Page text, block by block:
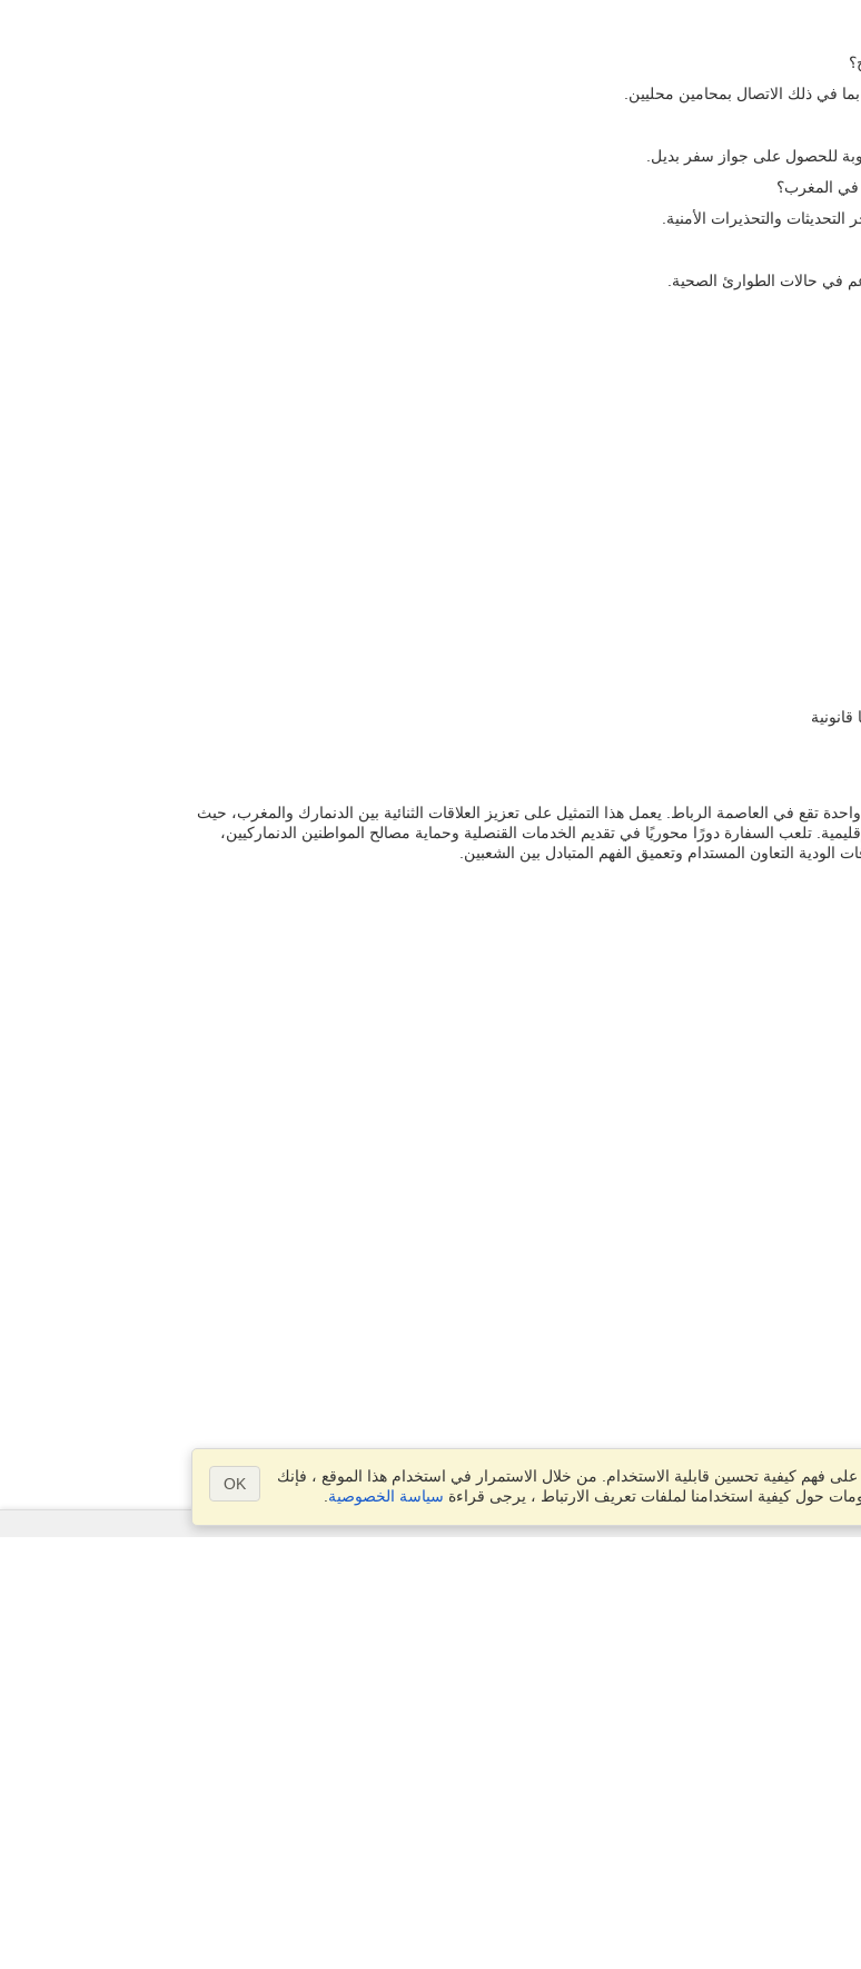
في ذلك الاتصال بمحامين محليين.
للحصول على جواز سفر بديل.
في المغرب؟
والتحذيرات الأمنية.
في حالات الطوارئ الصحية.
تقع في العاصمة الرباط. يعمل هذا التمثيل على تعزيز العلاقات الثنائية بين الدنمارك والمغرب، حيث
تلعب السفارة دورًا محوريًا في تقديم الخدمات القنصلية وحماية مصالح المواطنين الدنماركيين،
الودية التعاون المستدام وتعميق الفهم المتبادل بين الشعبين.
فهم كيفية تحسين قابلية الاستخدام. من خلال الاستمرار في استخدام هذا الموقع ، فإنك
حول كيفية استخدامنا لملفات تعريف الارتباط ، يرجى قراءة سياسة الخصوصية
OK